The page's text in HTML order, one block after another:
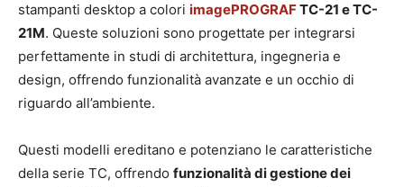
stampanti desktop a colori imagePROGRAFTC-21 e TC-
21M. Queste soluzioni sono progettate per integrarsi
perfettamente in studi di architettura, ingegneria e
design, offrendo funzionalità avanzate e un occhio di
riguardo all’ambiente.
Questi modelli ereditano e potenziano le caratteristiche
della serie TC, offrendo funzionalità di gestione dei